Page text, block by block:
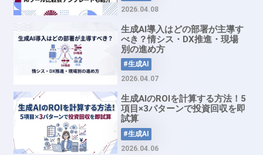
2026.04.08
生成AI導入はどの部署が主導す
べき？情シス・DX推進・現場
別の進め方
#生成AI
2026.04.07
生成AIのROIを計算する方法！5
項目×3パターンで投資回収を即
試算
#生成AI
2026.04.06